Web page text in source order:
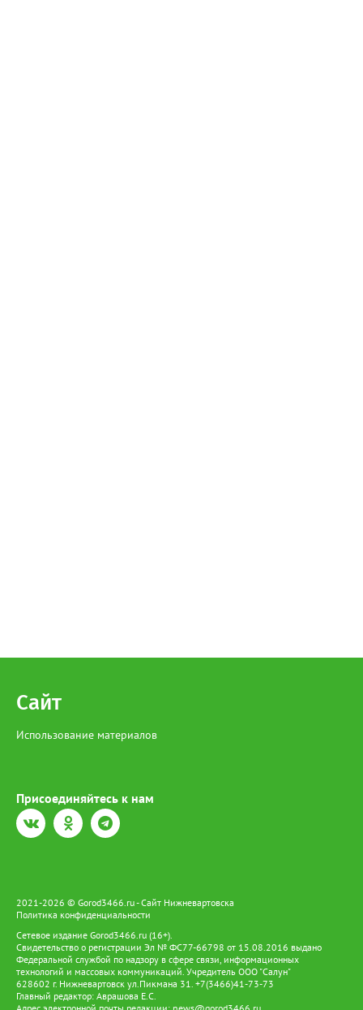
Сайт
Использование материалов
Присоединяйтесь к нам
2021-2026 © Gorod3466.ru - Сайт Нижневартовска
Политика конфиденциальности
Сетевое издание Gorod3466.ru (16+).
Свидетельство о регистрации Эл № ФС77-66798 от 15.08.2016 выдано
Федеральной службой по надзору в сфере связи, информационных
технологий и массовых коммуникаций. Учредитель ООО "Салун"
628602 г. Нижневартовск ул.Пикмана 31. +7(3466)41-73-73
Главный редактор: Аврашова Е.С.